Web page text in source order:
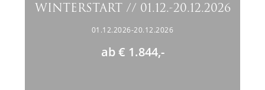
WINTERSTART // 01.12.-20.12.2026
01.12.2026-20.12.2026
ab € 1.844,-